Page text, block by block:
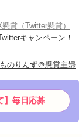
懸賞（Twitter懸賞）
キャンペーン！
ものりんず＠懸賞主婦
】毎日応募